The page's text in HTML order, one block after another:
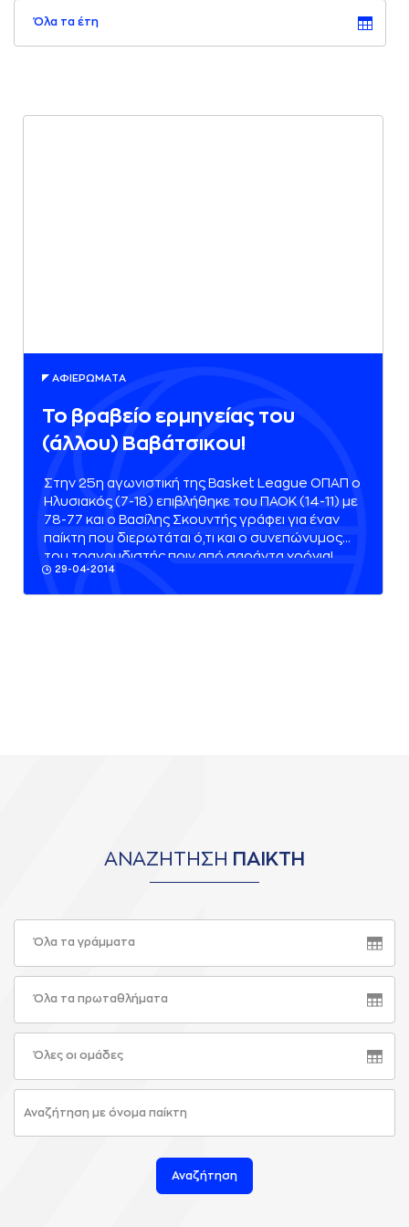
Όλα τα έτη
29-04-2014
AΦΙΕΡΩΜAΤA
Το βραβείο ερμηνείας του
(άλλου) Βαβάτσικου!
Στην 25η αγωνιστική της Basket League ΟΠΑΠ ο
Ηλυσιακός (7-18) επιβλήθηκε του ΠΑΟΚ (14-11) με
78-77 και ο Βασίλης Σκουντής γράφει για έναν
παίκτη που διερωτάται ό,τι και ο συνεπώνυμος
του τραγουδιστής πριν από σαράντα χρόνια!
ΑΝΑΖΗΤΗΣΗ ΠΑΙΚΤΗ
Όλα τα γράμματα
Όλα τα πρωταθλήματα
Όλες οι ομάδες
Αναζήτηση